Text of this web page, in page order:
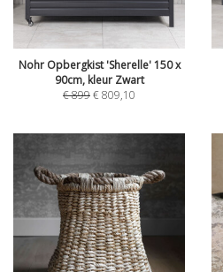
Nohr Opbergkist 'Sherelle' 150 x
90cm, kleur Zwart
€899€809,10